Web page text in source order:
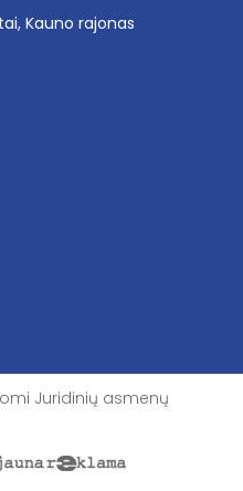
Kauno rajonas
Juridinių asmenų